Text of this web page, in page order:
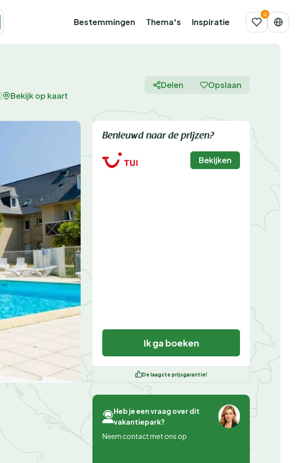
Bestemmingen Thema's Inspiratie
Bekijk op kaart
Delen Opslaan
Benieuwd naar de prijzen?
Bekijken
Ik ga boeken
De laagste prijsgarantie!
Heb je een vraag over dit
vakantiepark?
Neem contact met ons op